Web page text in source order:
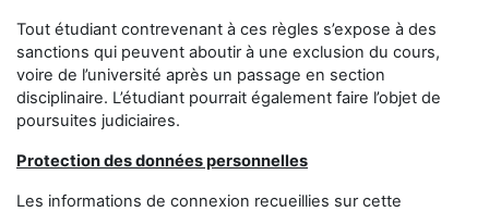
Tout étudiant contrevenant à ces règles s’expose à des
sanctions qui peuvent aboutir à une exclusion du cours,
voire de l’université après un passage en section
disciplinaire. L’étudiant pourrait également faire l’objet de
poursuites judiciaires.
Protection des données personnelles
Les informations de connexion recueillies sur cette